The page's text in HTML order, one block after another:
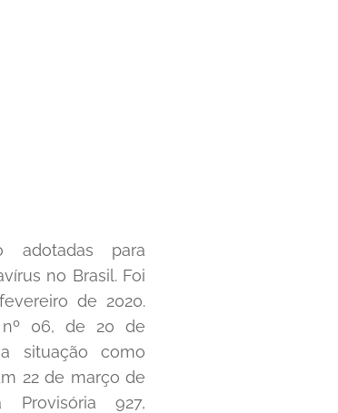
adotadas para
no Brasil. Foi
de 2020.
nº 06, de 20 de
situação como
22 de março de
927,